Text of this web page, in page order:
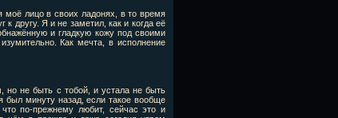
лицо в своих ладонях, в то время
к другу. Я и не заметил, как и когда её
и гладкую кожу под своими
Как мечта, в исполнение
но не быть с тобой, и устала не быть
был минуту назад, если такое вообще
по-прежнему любит, сейчас это и